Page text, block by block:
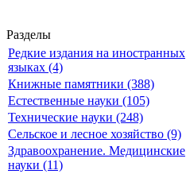
Разделы
Редкие издания на иностранных
языках (4)
Книжные памятники (388)
Естественные науки (105)
Технические науки (248)
Сельское и лесное хозяйство (9)
Здравоохранение. Медицинские
науки (11)